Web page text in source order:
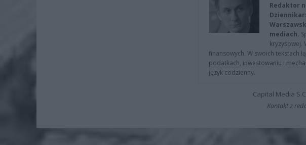
Redaktor
mediach.
kryzysowej.
finansowych. W swoich tekstach
podatkach, inwestowaniu i
język codzienny.
Capital Media
Kontakt z